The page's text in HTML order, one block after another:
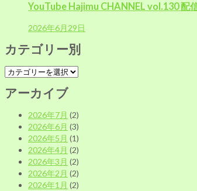
YouTube Hajimu CHANNEL vol.130 配
2026年6月29日
カテゴリー別
カ
ゴ
アーカイブ
2026年7月 (2)
2026年6月 (3)
2026年5月 (1)
2026年4月 (2)
2026年3月 (2)
2026年2月 (2)
2026年1月 (2)